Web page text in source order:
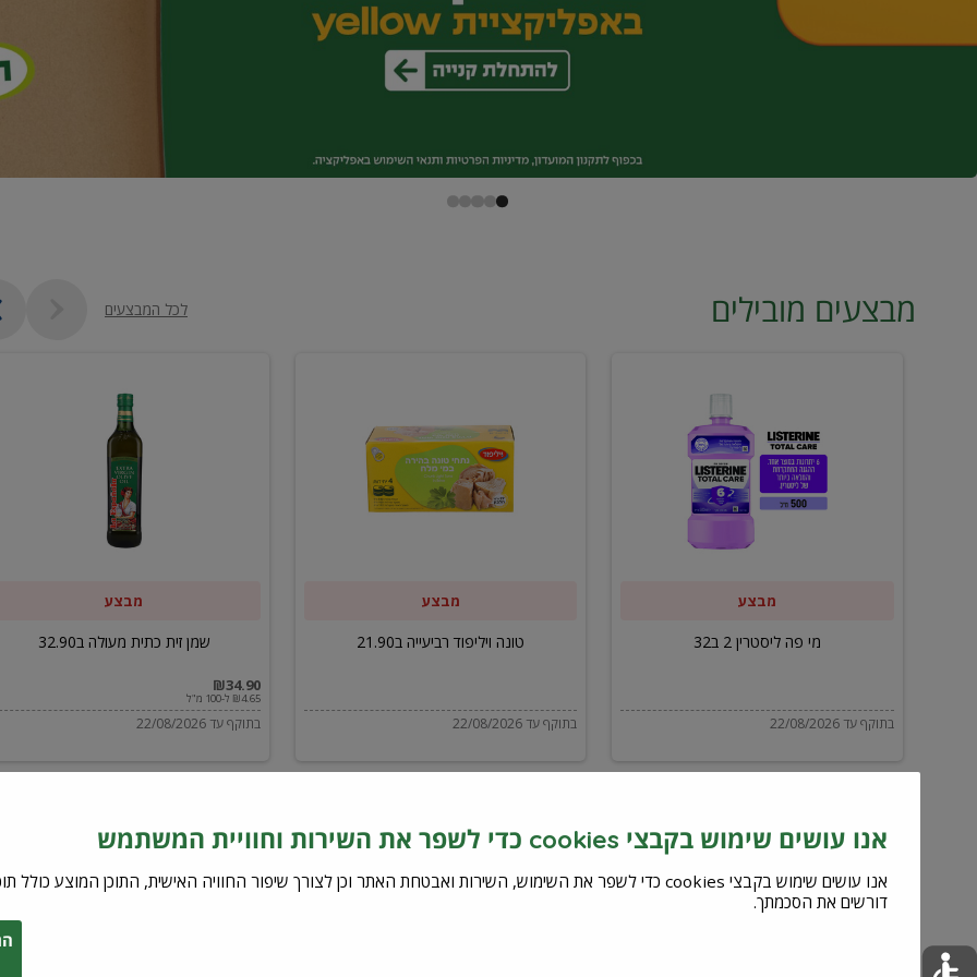
מבצעים מובילים לכל המבצעים
ליסטרין
מבצע
מי פה ליסטרין 2 ב32
בתוקף עד 22/08/2026
ויליפוד
רביעייה
מבצע
טונה ויליפוד רביעייה ב21.90
בתוקף עד 22/08/2026
מבצע
שמן זית כתית מעולה ב32.90
₪34.90
₪4.65 ל-100 מ"ל
בתוקף עד 22/08/2026
אנו עושים שימוש בקבצי cookies כדי לשפר את השירות וחוויית המשתמש
דורשים את הסכמתך.